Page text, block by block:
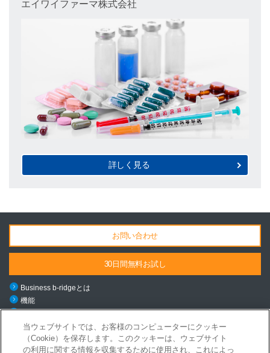
エイワイファーマ株式会社
詳しく見る
お問い合わせ
30日間無料お試し
Business b-ridgeとは
機能
料金・導入の流れ
ご利用シーン
導入事例
ニュース
当ウェブサイトでは、お客様のコンピューターにクッキー
（Cookie）を保存します。このクッキーは、ウェブサイト
の利用に関する情報を収集するために使用され、これによっ